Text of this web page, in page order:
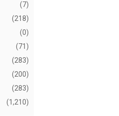
(7)
(218)
(0)
(71)
(283)
(200)
(283)
(1,210)